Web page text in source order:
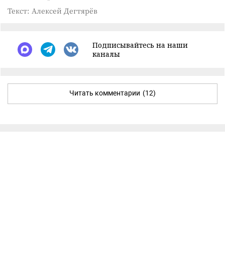
Текст: Алексей Дегтярёв
Подписывайтесь на наши
каналы
Читать комментарии (12)